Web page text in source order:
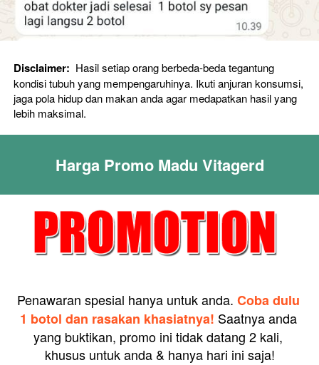
Disclaimer: Hasil setiap orang berbeda-beda tegantung
kondisi tubuh yang mempengaruhinya. Ikuti anjuran konsumsi,
jaga pola hidup dan makan anda agar medapatkan hasil yang
lebih maksimal.
Harga Promo Madu Vitagerd
Penawaran spesial hanya untuk anda. Coba dulu
1 botol dan rasakan khasiatnya! Saatnya anda
yang buktikan, promo ini tidak datang 2 kali,
khusus untuk anda & hanya hari ini saja!